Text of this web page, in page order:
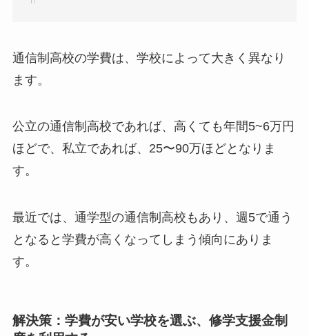
通信制高校の学費は、学校によって大きく異なり
ます。
公立の通信制高校であれば、高くても年間5~6万円
ほどで、私立であれば、25〜90万ほどとなりま
す。
最近では、通学型の通信制高校もあり、週5で通う
となると学費が高くなってしまう傾向にありま
す。
解決策：学費が安い学校を選ぶ、修学支援金制